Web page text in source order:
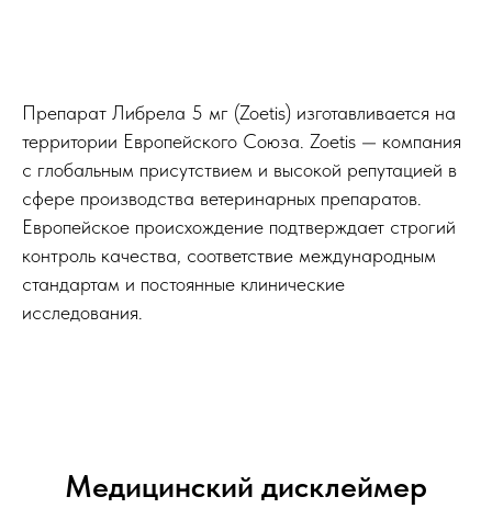
Препарат Либрела 5 мг (Zoetis) изготавливается на
территории Европейского Союза. Zoetis — компания
с глобальным присутствием и высокой репутацией в
сфере производства ветеринарных препаратов.
Европейское происхождение подтверждает строгий
контроль качества, соответствие международным
стандартам и постоянные клинические
исследования.
Медицинский дисклеймер